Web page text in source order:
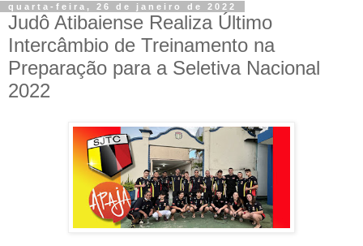
quarta-feira, 26 de janeiro de 2022
Judô Atibaiense Realiza Último
Intercâmbio de Treinamento na
Preparação para a Seletiva Nacional
2022